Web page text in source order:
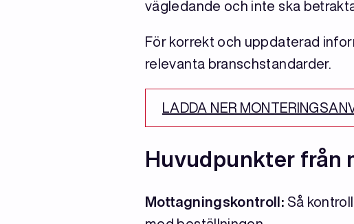
vägledande och inte ska
För korrekt och uppdaterad
relevanta branschstandarder.
LADDA NER
Huvudpunkter från
Mottagningskontroll: Så